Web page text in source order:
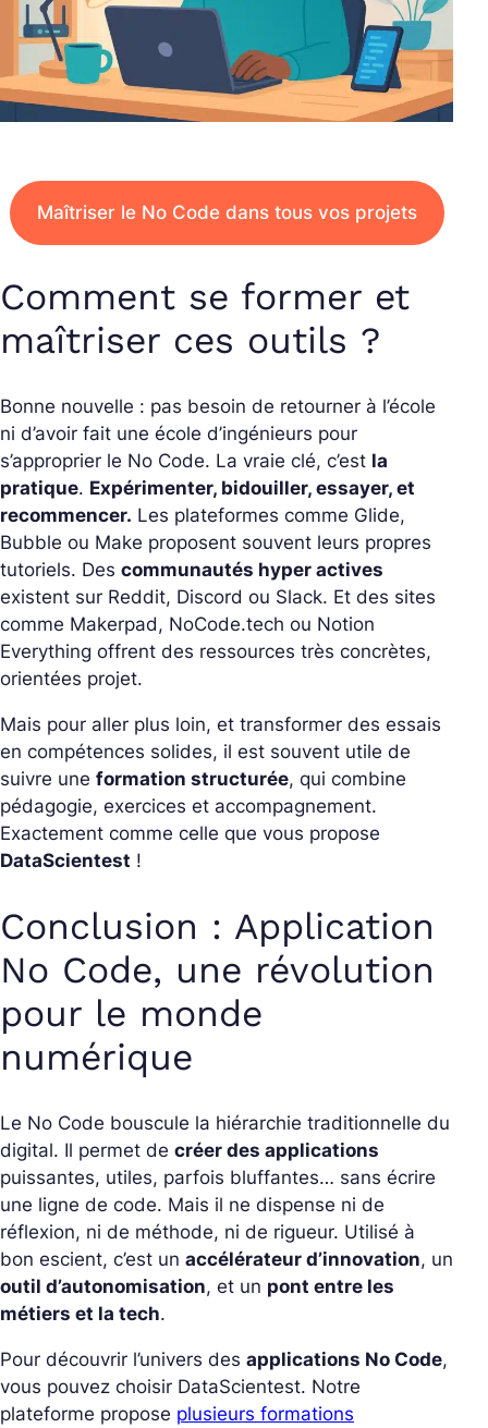
Maîtriser le No Code dans tous vos projets
Comment se former et
maîtriser ces outils ?
Bonne nouvelle : pas besoin de retourner à l’école
ni d’avoir fait une école d’ingénieurs pour
s’approprier le No Code. La vraie clé, c’est la
pratique. Expérimenter, bidouiller, essayer, et
recommencer. Les plateformes comme Glide,
Bubble ou Make proposent souvent leurs propres
tutoriels. Des communautés hyper actives
existent sur Reddit, Discord ou Slack. Et des sites
comme Makerpad, NoCode.tech ou Notion
Everything offrent des ressources très concrètes,
orientées projet.
Mais pour aller plus loin, et transformer des essais
en compétences solides, il est souvent utile de
suivre une formation structurée, qui combine
pédagogie, exercices et accompagnement.
Exactement comme celle que vous propose
DataScientest !
Conclusion : Application
No Code, une révolution
pour le monde
numérique
Le No Code bouscule la hiérarchie traditionnelle du
digital. Il permet de créer des applications
puissantes, utiles, parfois bluffantes… sans écrire
une ligne de code. Mais il ne dispense ni de
réflexion, ni de méthode, ni de rigueur. Utilisé à
bon escient, c’est un accélérateur d’innovation, un
outil d’autonomisation, et un pont entre les
métiers et la tech.
Pour découvrir l’univers des applications No Code,
vous pouvez choisir DataScientest. Notre
plateforme propose plusieurs formations